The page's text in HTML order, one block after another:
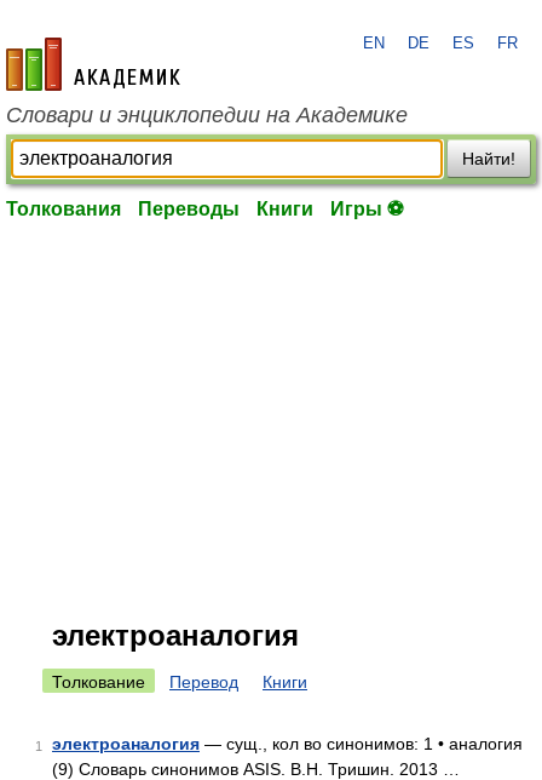
academic.ru
EN DE ES FR
Словари и энциклопедии на Академике
Найти!
Толкования Переводы Книги Игры ⚽
электроаналогия
Толкование Перевод Книги
1 электроаналогия — сущ., кол во синонимов: 1 • аналогия
(9) Словарь синонимов ASIS. В.Н. Тришин. 2013 …